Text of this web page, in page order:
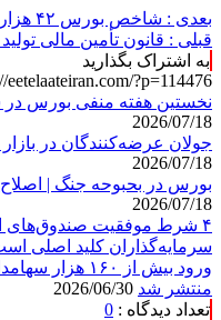
بعدی : شاخص بورس ۴۲ هزار واحد رشد کرد
قبلی : قانون تأمین مالی
به اشتراک بگذارید
eetelaateiran.com/?p=114476
نخستین هفته منفی بورس در سال ۱۴۰۵ / بورس
2026/07/18
جولان عرضه‌کنندگان در
2026/07/18
بورس در بحبوحه جنگ | اصلاح بیش از ۲
2026/07/18
۴ شرط موفقیت صندوق‌های
سرمایه‌گذاران کلید اصلی
ورود بیش از
منتشر شد
تعداد دیدگاه : 0